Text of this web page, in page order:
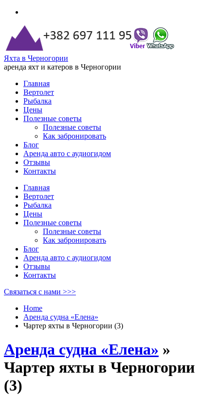
Яхта в Черногории
аренда яхт и катеров в Черногории
Главная
Вертолет
Рыбалка
Цены
Полезные советы
Полезные советы
Как забронировать
Блог
Аренда авто с аудиогидом
Отзывы
Контакты
Главная
Вертолет
Рыбалка
Цены
Полезные советы
Полезные советы
Как забронировать
Блог
Аренда авто с аудиогидом
Отзывы
Контакты
Связаться с нами >>>
Home
Аренда судна «Елена»
Чартер яхты в Черногории (3)
Аренда судна «Елена» »
Чартер яхты в Черногории
(3)